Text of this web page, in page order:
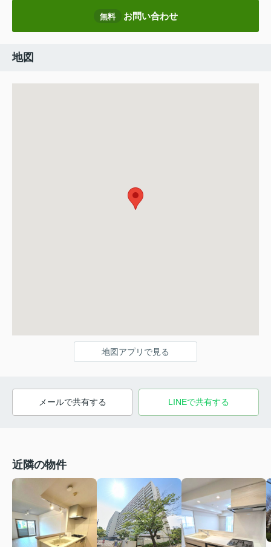
無料 お問い合わせ
地図
地図アプリで見る
メールで共有する LINEで共有する
近隣の物件